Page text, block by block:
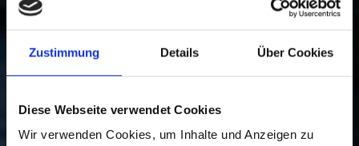
Zustimmung Details Über Cookies
Diese Webseite verwendet Cookies
Wir verwenden Cookies, um Inhalte und Anzeigen zu